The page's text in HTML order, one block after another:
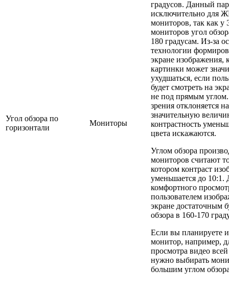
Угол обзора по
горизонтали
Мониторы
градусов. Данный
исключительно для
мониторов, так как
мониторов угол
180 градусам. Из-за
технологии
экране изображения,
картинки может
ухудшаться, если
будет смотреть на
не под прямым
зрения отклоняется на
значительную
контрастность
цвета искажаются.
Углом обзора
мониторов считают
котором контраст
уменьшается до 10:1.
комфортного
пользователем
экране достаточным
обзора в 160-170
Если вы планируете
монитор, например,
просмотра видео
нужно выбирать
большим углом